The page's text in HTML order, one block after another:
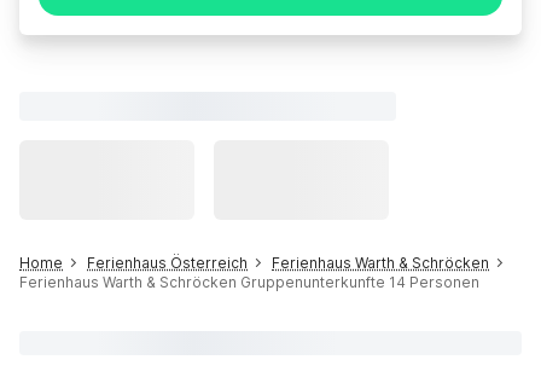
Home Ferienhaus Österreich
Ferienhaus Warth & Schröcken
Ferienhaus Warth & Schröcken Gruppenunterkunfte 14 Personen